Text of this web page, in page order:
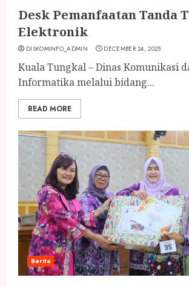
Desk Pemanfaatan Tanda
Elektronik
DISKOMINFO_ADMIN DECEMBER 24, 2025
Kuala Tungkal – Dinas Komunikasi
Informatika melalui bidang...
READ MORE
Berita